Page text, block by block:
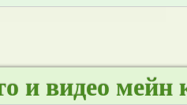
и видео мейн